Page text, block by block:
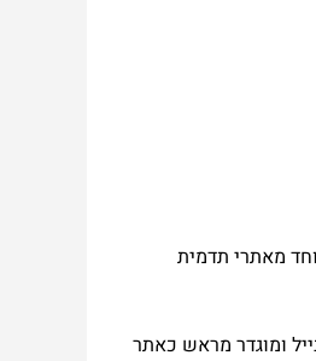
מאתרי תדמית
ומוגדר מראש כאתר